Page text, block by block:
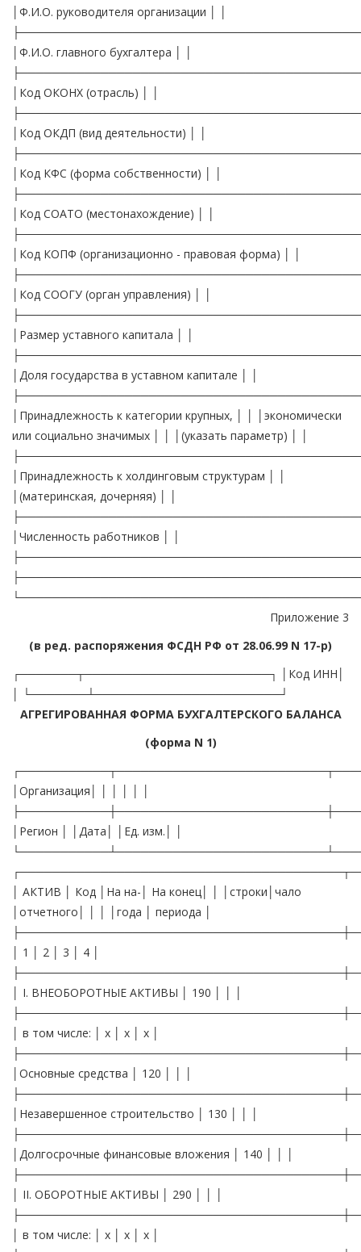
│Ф.И.О. руководителя организации │ │
│Ф.И.О. главного бухгалтера │ │
│Код ОКОНХ (отрасль) │ │
│Код ОКДП (вид деятельности) │ │
│Код КФС (форма собственности) │ │
│Код СОАТО (местонахождение) │ │
│Код КОПФ (организационно - правовая форма) │ │
│Код СООГУ (орган управления) │ │
│Размер уставного капитала │ │
│Доля государства в уставном капитале │ │
│Принадлежность к категории крупных, │ │ │экономически
или социально значимых │ │ │(указать параметр) │ │
│Принадлежность к холдинговым структурам │ │
│(материнская, дочерняя) │ │
│Численность работников │ │
Приложение 3
(в ред. распоряжения ФСДН РФ от 28.06.99 N 17-р)
┌───────┬───────────────────────┐ │Код ИНН│
│ └───────┴───────────────────────┘
АГРЕГИРОВАННАЯ ФОРМА БУХГАЛТЕРСКОГО БАЛАНСА
(форма N 1)
│Организация│ │ │ │ │ │
│Регион │ │Дата│ │Ед. изм.│ │
│ АКТИВ │ Код │На на-│ На конец│ │ │строки│чало
│отчетного│ │ │ │года │ периода │
│ 1 │ 2 │ 3 │ 4 │
│ I. ВНЕОБОРОТНЫЕ АКТИВЫ │ 190 │ │ │
│ в том числе: │ х │ х │ х │
│Основные средства │ 120 │ │ │
│Незавершенное строительство │ 130 │ │ │
│Долгосрочные финансовые вложения │ 140 │ │ │
│ II. ОБОРОТНЫЕ АКТИВЫ │ 290 │ │ │
│ в том числе: │ х │ х │ х │